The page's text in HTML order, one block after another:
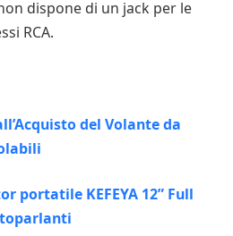
dispone di un jack per le
RCA.
del Volante da
portatile KEFEYA 12” Full